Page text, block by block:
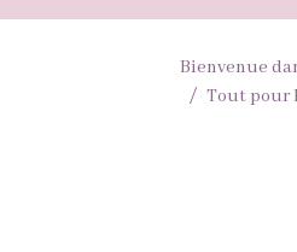
Bienvenue
Tout pour